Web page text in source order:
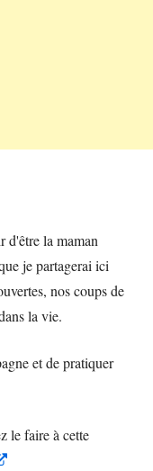
d'être la maman
je partagerai ici
nos coups de
la vie.
et de pratiquer
le faire à cette